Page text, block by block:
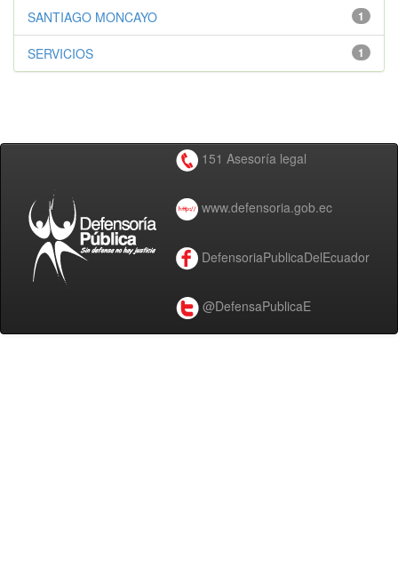
1
SANTIAGO MONCAYO
1
SERVICIOS
151 Asesoría legal
www.defensoria.gob.ec
DefensoriaPublicaDelEcuador
@DefensaPublicaE